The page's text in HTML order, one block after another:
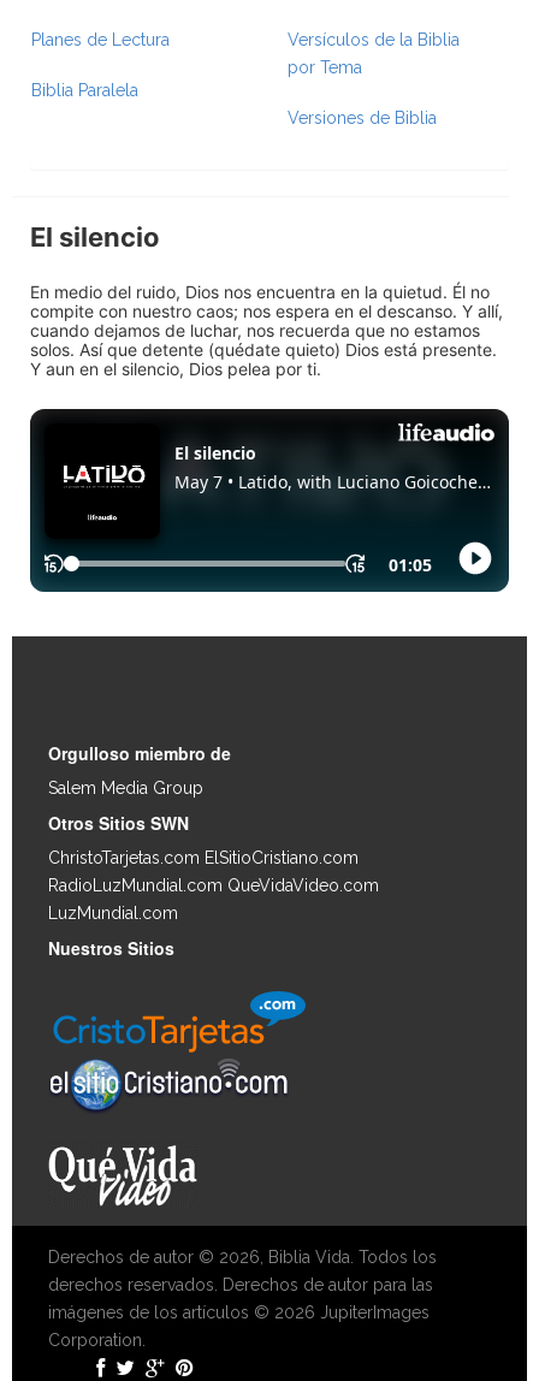
Planes de Lectura
Biblia Paralela
Versículos de la Biblia
por Tema
Versiones de Biblia
El silencio
En medio del ruido, Dios nos encuentra en la quietud. Él no
compite con nuestro caos; nos espera en el descanso. Y allí,
cuando dejamos de luchar, nos recuerda que no estamos
solos. Así que detente (quédate quieto) Dios está presente.
Y aun en el silencio, Dios pelea por ti.
Orgulloso miembro de
Salem Media Group
Otros Sitios SWN
ChristoTarjetas.com ElSitioCristiano.com
RadioLuzMundial.com QueVidaVideo.com
LuzMundial.com
Nuestros Sitios
Derechos de autor © 2026, Biblia Vida. Todos los
derechos reservados. Derechos de autor para las
imágenes de los artículos © 2026 JupiterImages
Corporation.